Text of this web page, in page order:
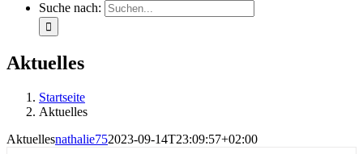
Suche nach:
Aktuelles
Startseite
Aktuelles
Aktuellesnathalie752023-09-14T23:09:57+02:00